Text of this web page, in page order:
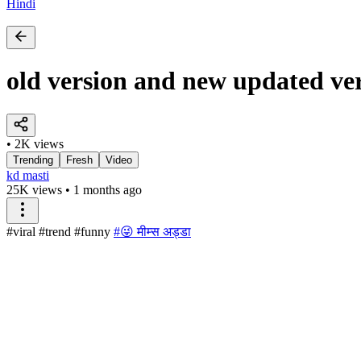
Hindi
old version and new updated
• 2K views
Trending Fresh Video
kd masti
25K views • 1 months ago
#viral #trend #funny #😜 मीम्स अड्डा